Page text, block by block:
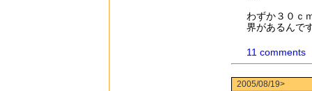
わずか３０ｃ
界があるんで
11 comments
2005/08/19>